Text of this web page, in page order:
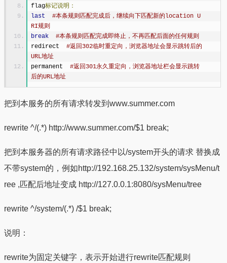
flag标记说明：
last
#本条规则匹配完成后，继续向下匹配新的location U
RI规则
break
#本条规则匹配完成即终止，不再匹配后面的任何规则
redirect #返回302临时重定向，浏览器地址会显示跳转后的
URL地址
permanent #返回301永久重定向，浏览器地址栏会显示跳转
后的URL地址
把到本服务的所有请求转发到www.summer.com
rewrite ^/(.*) http://www.summer.com/$1 break;
把到本服务器的所有请求路径中以/system开头的请求 替换成
不带system的，例如http://192.168.25.132/system/sysMenu/t
ree ,匹配后地址变成 http://127.0.0.1:8080/sysMenu/tree
rewrite ^/system/(.*) /$1 break;
说明：
rewrite为固定关键字，表示开始进行rewrite匹配规则